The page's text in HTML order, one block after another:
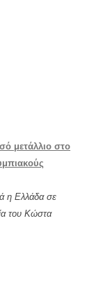
μετάλλιο στο
η Ελλάδα σε
του Κώστα